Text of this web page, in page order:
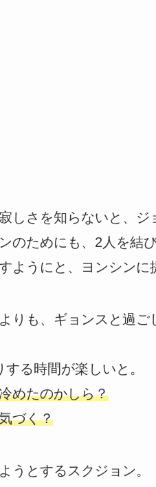
しさを知らないと、ジ
のためにも、2人を結
ようにと、ヨンシンに
りも、ギョンスと過
る時間が楽しいと。
めたのかしら？
づく？
うとするスクジョン。